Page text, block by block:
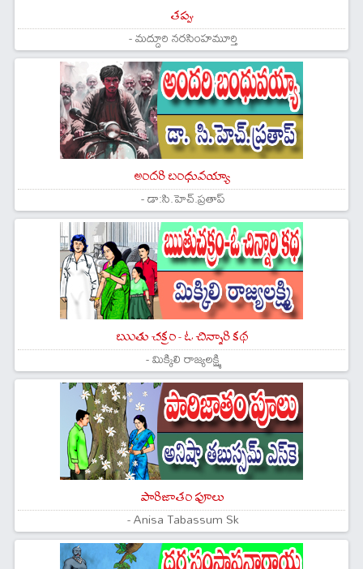
తప్పు
- మద్దూరి నరసింహమూర్తి
అందరి బంధువయ్యా
- డా:సి.హెచ్.ప్రతాప్
ఋతు చక్రం - ఓ చిన్నారి కథ
- మిక్కిలి రాజ్యలక్ష్మి
పారిజాతం పూలు
- Anisa Tabassum Sk